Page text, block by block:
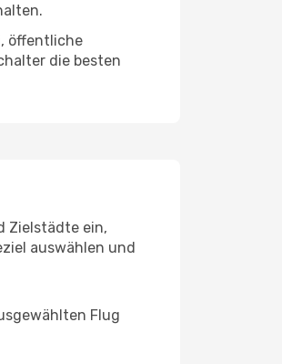
öffentliche
die besten
Zielstädte ein,
auswählen und
Flug